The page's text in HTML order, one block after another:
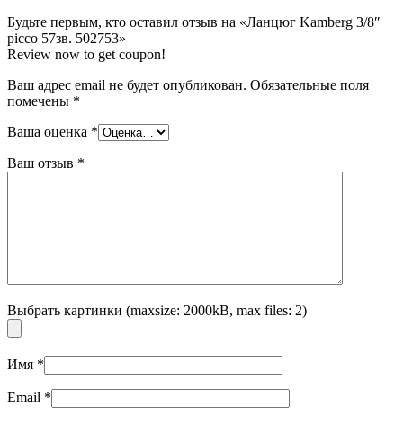
Будьте первым, кто оставил отзыв на «Ланцюг Kamberg 3/8″
picco 57зв. 502753»
Review now to get coupon!
Ваш адрес email не будет опубликован. Обязательные поля
помечены *
Ваша оценка *
Ваш отзыв *
Выбрать картинки (maxsize: 2000kB, max files: 2)
Имя *
Email *